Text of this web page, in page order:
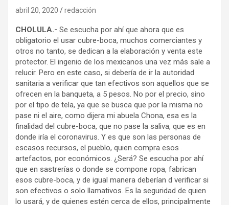
abril 20, 2020 redacción
CHOLULA.- Se escucha por ahí que ahora que es
obligatorio el usar cubre-boca, muchos comerciantes y
otros no tanto, se dedican a la elaboración y venta este
protector. El ingenio de los mexicanos una vez más sale a
relucir. Pero en este caso, si debería de ir la autoridad
sanitaria a verificar que tan efectivos son aquellos que se
ofrecen en la banqueta, a 5 pesos. No por el precio, sino
por el tipo de tela, ya que se busca que por la misma no
pase ni el aire, como dijera mi abuela Chona, esa es la
finalidad del cubre-boca, que no pase la saliva, que es en
donde iría el coronavirus. Y es que son las personas de
escasos recursos, el pueblo, quien compra esos
artefactos, por económicos. ¿Será? Se escucha por ahí
que en sastrerías o donde se compone ropa, fabrican
esos cubre-boca, y de igual manera deberían d verificar si
son efectivos o solo llamativos. Es la seguridad de quien
lo usará, y de quienes estén cerca de ellos, principalmente